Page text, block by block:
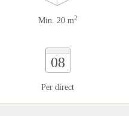
Min. 20 m2
08
Per direct